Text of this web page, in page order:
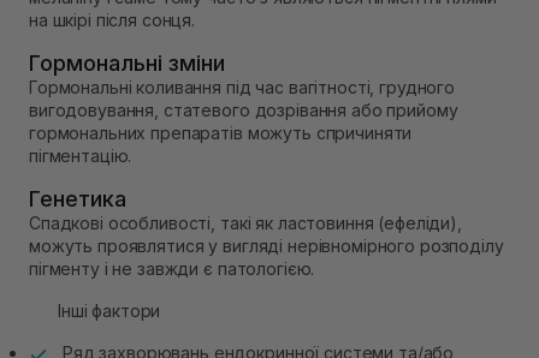
на шкірі після сонця.
Гормональні зміни
Гормональні коливання під час вагітності, грудного
вигодовування, статевого дозрівання або прийому
гормональних препаратів можуть спричиняти
пігментацію.
Генетика
Спадкові особливості, такі як ластовиння (ефеліди),
можуть проявлятися у вигляді нерівномірного розподілу
пігменту і не завжди є патологією.
Інші фактори
Ряд захворювань ендокринної системи та/або